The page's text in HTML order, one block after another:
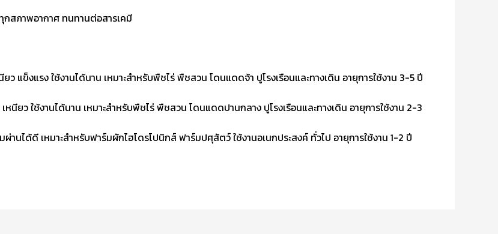
สภาพอากาศ ทนทานต่อสารเคมี
แข็งแรง ใช้งานได้นาน เหมาะสำหรับพืชไร่ พืชสวน โดนแดดจ้า ปูโรงเรือนและทางเดิน อายุการใช้งาน 3-5 ปี
ยว ใช้งานได้นาน เหมาะสำหรับพืชไร่ พืชสวน โดนแดดปานกลาง ปูโรงเรือนและทางเดิน อายุการใช้งาน 2-3
ได้ดี เหมาะสำหรับฟาร์มผักไฮโดรโปนิกส์ ฟาร์มปศุสัตว์ ใช้งานอเนกประสงค์ ทั่วไป อายุการใช้งาน 1-2 ปี